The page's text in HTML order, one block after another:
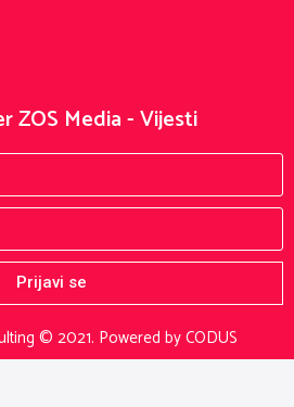
© 2021. Powered by CODUS
ZOS Media - Vijesti
Prijavi se